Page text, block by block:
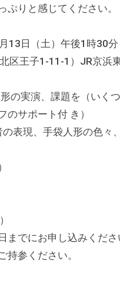
りと感じてください。
13日（土）午後1時30分
王子1-11-1）JR京浜
の実演、課題を（いく
サポート付 き）
現、手袋人形の色々
でにお申し込みくださ
参ください。